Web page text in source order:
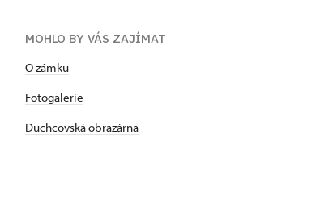
MOHLO BY VÁS ZAJÍMAT
O zámku
Fotogalerie
Duchcovská obrazárna